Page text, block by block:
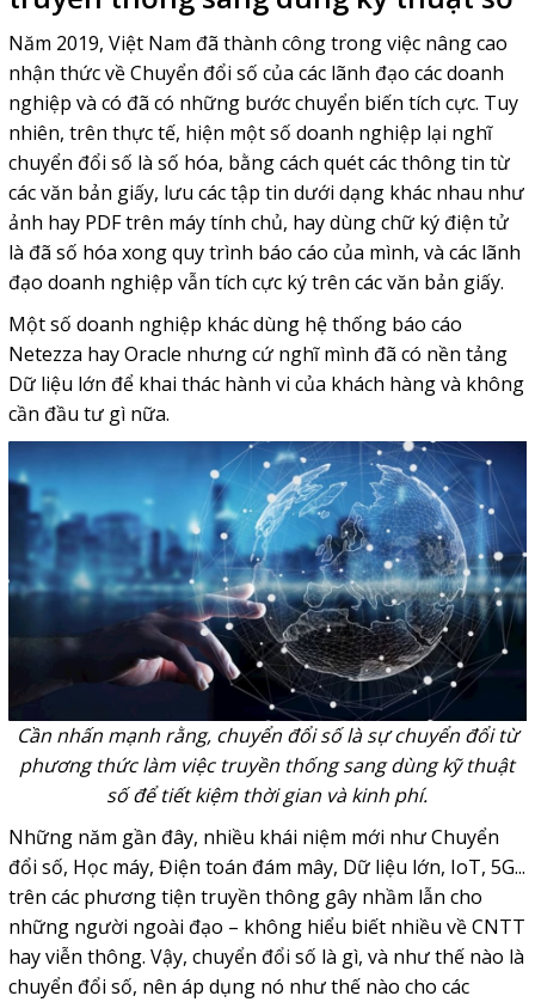
Năm 2019, Việt Nam đã thành công trong việc nâng cao
nhận thức về Chuyển đổi số của các lãnh đạo các doanh
nghiệp và có đã có những bước chuyển biến tích cực. Tuy
nhiên, trên thực tế, hiện một số doanh nghiệp lại nghĩ
chuyển đổi số là số hóa, bằng cách quét các thông tin từ
các văn bản giấy, lưu các tập tin dưới dạng khác nhau như
ảnh hay PDF trên máy tính chủ, hay dùng chữ ký điện tử
là đã số hóa xong quy trình báo cáo của mình, và các lãnh
đạo doanh nghiệp vẫn tích cực ký trên các văn bản giấy.
Một số doanh nghiệp khác dùng hệ thống báo cáo
Netezza hay Oracle nhưng cứ nghĩ mình đã có nền tảng
Dữ liệu lớn để khai thác hành vi của khách hàng và không
cần đầu tư gì nữa.
Cần nhấn mạnh rằng, chuyển đổi số là sự chuyển đổi từ
phương thức làm việc truyền thống sang dùng kỹ thuật
số để tiết kiệm thời gian và kinh phí.
Những năm gần đây, nhiều khái niệm mới như Chuyển
đổi số, Học máy, Điện toán đám mây, Dữ liệu lớn, IoT, 5G...
trên các phương tiện truyền thông gây nhầm lẫn cho
những người ngoài đạo – không hiểu biết nhiều về CNTT
hay viễn thông. Vậy, chuyển đổi số là gì, và như thế nào là
chuyển đổi số, nên áp dụng nó như thế nào cho các